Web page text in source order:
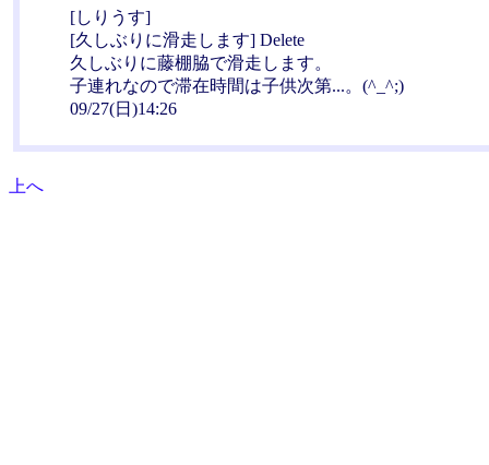
[しりうす]
[久しぶりに滑走します] Delete
久しぶりに藤棚脇で滑走します。
子連れなので滞在時間は子供次第...。(^_^;)
09/27(日)14:26
上へ